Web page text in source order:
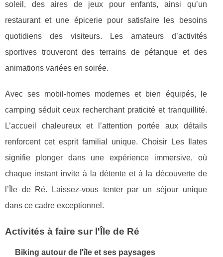
soleil, des aires de jeux pour enfants, ainsi qu’un
restaurant et une épicerie pour satisfaire les besoins
quotidiens des visiteurs. Les amateurs d’activités
sportives trouveront des terrains de pétanque et des
animations variées en soirée.
Avec ses mobil-homes modernes et bien équipés, le
camping séduit ceux recherchant praticité et tranquillité.
L’accueil chaleureux et l’attention portée aux détails
renforcent cet esprit familial unique. Choisir Les Ilates
signifie plonger dans une expérience immersive, où
chaque instant invite à la détente et à la découverte de
l’Île de Ré. Laissez-vous tenter par un séjour unique
dans ce cadre exceptionnel.
Activités à faire sur l'Île de Ré
Biking autour de l'île et ses paysages